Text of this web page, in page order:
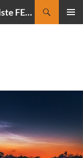
CIELMANIA : le blog de Jean-Baptiste FELDMANN, photographe du ciel